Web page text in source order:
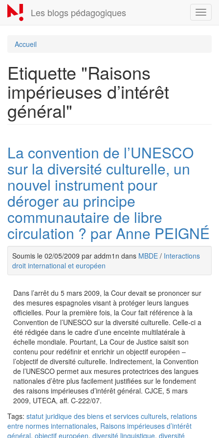
Aller
au
contenu
Les blogs pédagogiques
Accueil
Etiquette "Raisons
impérieuses d’intérêt
général"
La convention de l’UNESCO
sur la diversité culturelle, un
nouvel instrument pour
déroger au principe
communautaire de libre
circulation ? par Anne PEIGNÉ
Soumis le 02/05/2009 par addm1n dans MBDE / Interactions
droit international et européen
Dans l’arrêt du 5 mars 2009, la Cour devait se prononcer sur
des mesures espagnoles visant à protéger leurs langues
officielles. Pour la première fois, la Cour fait référence à la
Convention de l’UNESCO sur la diversité culturelle. Celle-ci a
été rédigée dans le cadre d’une enceinte multilatérale à
échelle mondiale. Pourtant, La Cour de Justice saisit son
contenu pour redéfinir et enrichir un objectif européen –
l’objectif de diversité culturelle. Indirectement, la Convention
de l’UNESCO permet aux mesures protectrices des langues
nationales d’être plus facilement justifiées sur le fondement
des raisons impérieuses d’intérêt général. CJCE, 5 mars
2009, UTECA, aff. C-222/07.
Tags: statut juridique des biens et services culturels, relations
entre normes internationales, Raisons impérieuses d’intérêt
général, objectif européen, diversité linguistique, diversité